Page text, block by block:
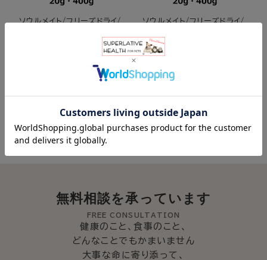
ソウルメイト/フリーズドライ/
(税込) ～
ソウルメイト/フリーズドライ/
12件中1件～12件を表示
無料相談を承っています
FREE CONSULTATION
健康のこと、食事のこと、
どんなことでもかまいません
大事な命に寄り添って、